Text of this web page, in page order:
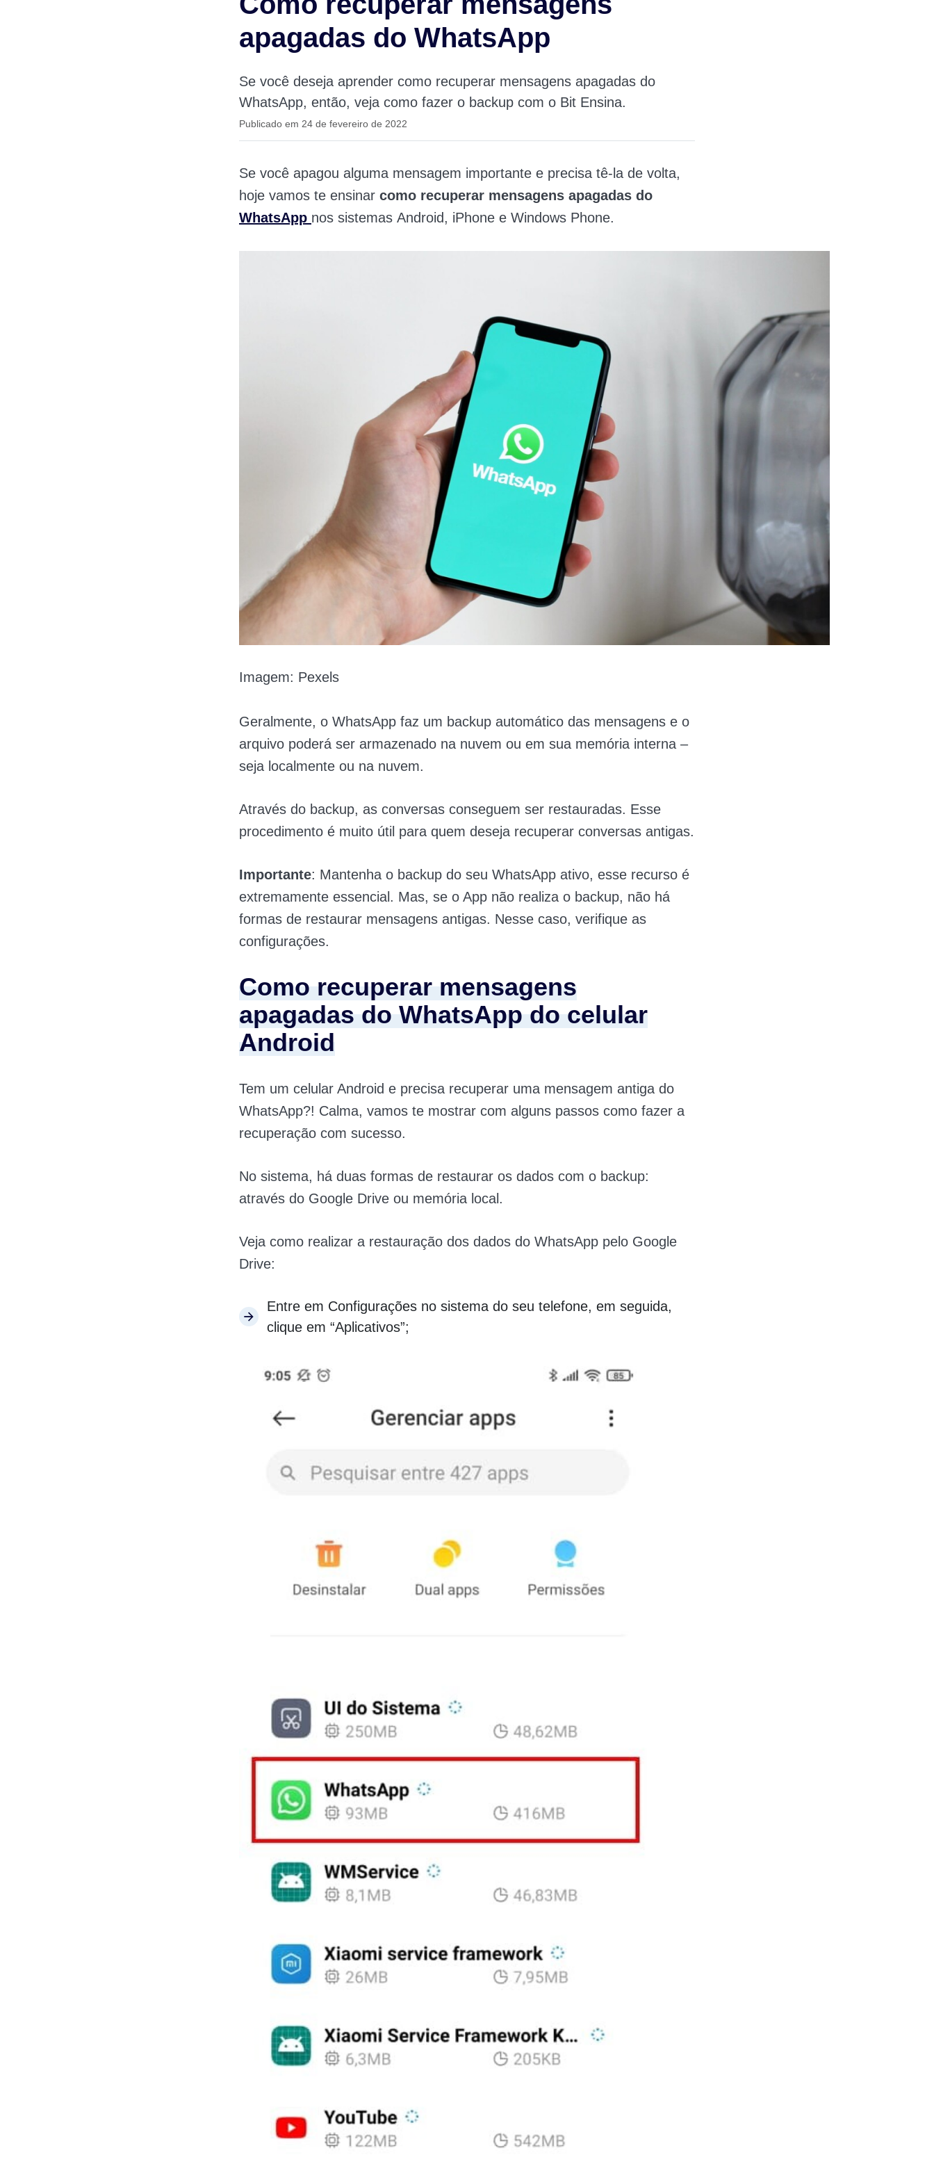
apagadas do WhatsApp
Se você deseja aprender como recuperar mensagens apagadas do
WhatsApp, então, veja como fazer o backup com o Bit Ensina.
Publicado em 24 de fevereiro de 2022
Se você apagou alguma mensagem importante e precisa tê-la de volta,
hoje vamos te ensinar como recuperar mensagens apagadas do
WhatsApp nos sistemas Android, iPhone e Windows Phone.
Imagem: Pexels
Geralmente, o WhatsApp faz um backup automático das mensagens e o
arquivo poderá ser armazenado na nuvem ou em sua memória interna –
seja localmente ou na nuvem.
Através do backup, as conversas conseguem ser restauradas. Esse
procedimento é muito útil para quem deseja recuperar conversas antigas.
Importante: Mantenha o backup do seu WhatsApp ativo, esse recurso é
extremamente essencial. Mas, se o App não realiza o backup, não há
formas de restaurar mensagens antigas. Nesse caso, verifique as
configurações.
Como recuperar mensagens
apagadas do WhatsApp do celular
Android
Tem um celular Android e precisa recuperar uma mensagem antiga do
WhatsApp?! Calma, vamos te mostrar com alguns passos como fazer a
recuperação com sucesso.
No sistema, há duas formas de restaurar os dados com o backup:
através do Google Drive ou memória local.
Veja como realizar a restauração dos dados do WhatsApp pelo Google
Drive:
Entre em Configurações no sistema do seu telefone, em seguida,
clique em “Aplicativos”;